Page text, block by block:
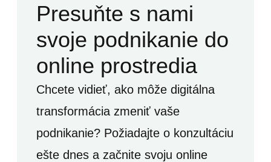
Presuňte s nami
svoje podnikanie do
online prostredia
Chcete vidieť, ako môže digitálna
transformácia zmeniť vaše
podnikanie? Požiadajte o konzultáciu
ešte dnes a začnite svoju online